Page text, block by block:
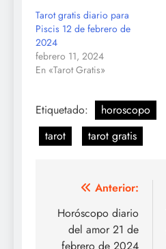
Tarot gratis diario para
Piscis 12 de febrero de
2024
febrero 11, 2024
En «Tarot Gratis»
Etiquetado: horoscopo
tarot
tarot gratis
Navegación
de
entradas
Anterior:
Horóscopo diario
del amor 21 de